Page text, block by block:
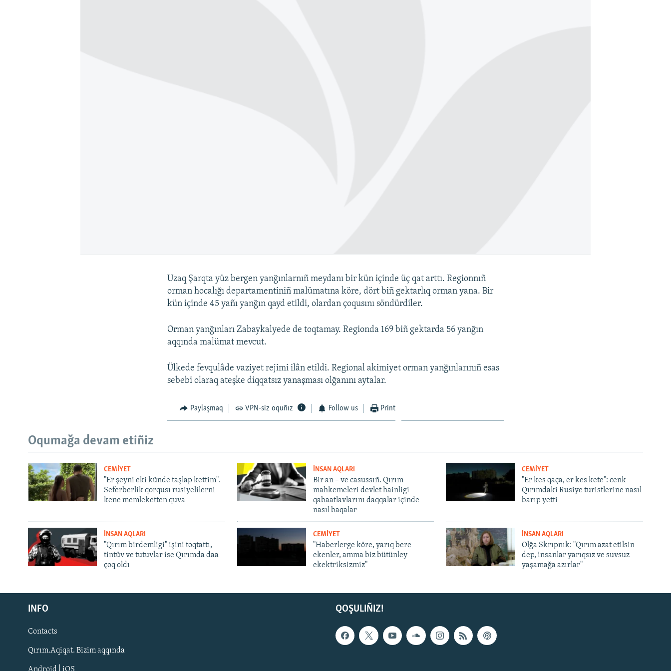
Русский
Українською
QOŞULIÑIZ!
Uzaq Şarqta yüz bergen yanğınlarnıñ meydanı bir kün içinde üç qat arttı. Regionnıñ
orman hocalığı departamentiniñ malümatına köre, dört biñ gektarlıq orman yana. Bir
kün içinde 45 yañı yanğın qayd etildi, olardan çoqusını söndürdiler.
Orman yanğınları Zabaykalyede de toqtamay. Regionda 169 biñ gektarda 56 yanğın
aqqında malümat mevcut.
Ülkede fevqulâde vaziyet rejimi ilân etildi. Regional akimiyet orman yanğınlarınıñ esas
sebebi olaraq ateşke diqqatsız yanaşması olğanını aytalar.
Paylaşmaq VPN-siz oquñız Follow us Print
Oqumağa devam etiñiz
CEMİYET
"Er şeyni eki künde taşlap kettim".
Seferberlik qorqusı rusiyelilerni
kene memleketten quva
İNSAN AQLARI
Bir an – ve casussıñ. Qırım
mahkemeleri devlet hainligi
qabaatlavlarını daqqalar içinde
nasıl baqalar
CEMİYET
"Er kes qaça, er kes kete": cenk
Qırımdaki Rusiye turistlerine nasıl
barıp yetti
İNSAN AQLARI
"Qırım birdemligi" işini toqtattı,
tintüv ve tutuvlar ise Qırımda daa
çoq oldı
CEMİYET
"Haberlerge köre, yarıq bere
ekenler, amma biz bütünley
ekektriksizmiz"
İNSAN AQLARI
Olğa Skrıpnık: "Qırım azat etilsin
dep, insanlar yarıqsız ve suvsuz
yaşamağa azırlar"
QOŞULIÑIZ!
INFO
Contacts
Qırım.Aqiqat. Bizim aqqında
Android | iOS